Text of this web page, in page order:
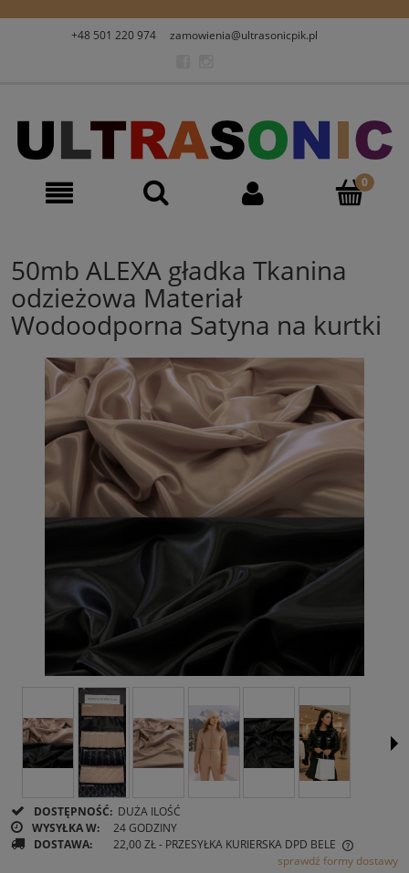
+48 501 220 974 zamowienia@ultrasonicpik.pl
50mb ALEXA gładka Tkanina
odzieżowa Materiał
Wodoodporna Satyna na kurtki
DOSTĘPNOŚĆ: DUŻA ILOŚĆ
WYSYŁKA W:
24 GODZINY
DOSTAWA:
22,00 ZŁ- PRZESYŁKA KURIERSKA DPD BELE
CENA NIE ZAWIERA EWENTUALNYCH KOSZTÓW PŁATNOŚCI
sprawdź formy dostawy